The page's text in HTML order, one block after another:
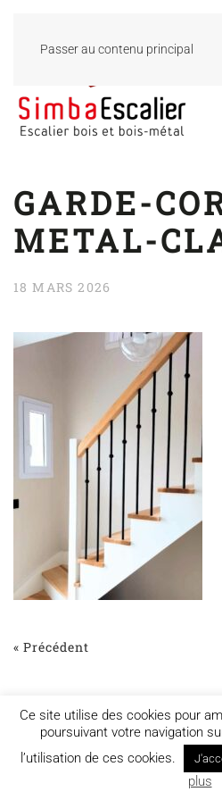
Passer au contenu principal
GARDE-
METAL-
18 MARS 2026
« Précédent
Ce site utilise des cookies pour
poursuivant votre navigation
l’utilisation de ces cookies.
plus